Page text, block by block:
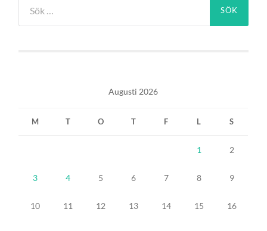
efter:
Augusti 2026
M T O T F L S
1 2
3 4 5 6 7 8 9
10 11 12 13 14 15 16